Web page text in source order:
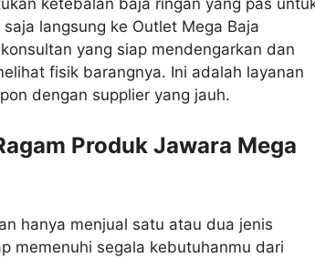
langsung ke Outlet Mega Baja
yang siap mendengarkan dan
fisik barangnya. Ini adalah layanan
dengan supplier yang jauh.
Produk Jawara Mega
hanya menjual satu atau dua jenis
memenuhi segala kebutuhanmu dari